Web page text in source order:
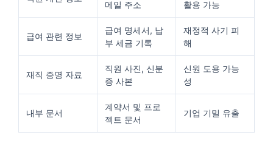
메일 주소
활용 가능
급여 관련 정보
급여 명세서, 납
부 세금 기록
재정적 사기 피
해
재직 증명 자료
직원 사진, 신분
증 사본
신원 도용 가능
성
내부 문서
계약서 및 프로
젝트 문서
기업 기밀 유출